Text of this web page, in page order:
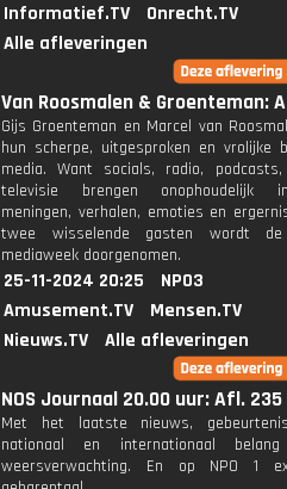
Informatief.TV
Onrecht.TV
Alle afleveringen
Van Roosmalen & Groenteman:
Gijs Groenteman en Marcel van
hun scherpe, uitgesproken en vrolijke
media. Want socials, radio,
televisie brengen onophoudelijk
meningen, verhalen, emoties en
twee wisselende gasten wordt de
mediaweek doorgenomen.
25-11-2024 20:25
NPO3
Amusement.TV
Mensen.TV
Nieuws.TV
Alle afleveringen
NOS Journaal 20.00 uur: Afl. 235
Met het laatste nieuws,
nationaal en internationaal
weersverwachting. En op NPO 1